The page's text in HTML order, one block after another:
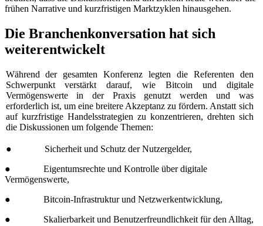
frühen Narrative und kurzfristigen Marktzyklen hinausgehen.
Die Branchenkonversation hat sich
weiterentwickelt
Während der gesamten Konferenz legten die Referenten den
Schwerpunkt verstärkt darauf, wie Bitcoin und digitale
Vermögenswerte in der Praxis genutzt werden und was
erforderlich ist, um eine breitere Akzeptanz zu fördern. Anstatt sich
auf kurzfristige Handelsstrategien zu konzentrieren, drehten sich
die Diskussionen um folgende Themen:
● Sicherheit und Schutz der Nutzergelder,
● Eigentumsrechte und Kontrolle über digitale
Vermögenswerte,
● Bitcoin-Infrastruktur und Netzwerkentwicklung,
● Skalierbarkeit und Benutzerfreundlichkeit für den Alltag,